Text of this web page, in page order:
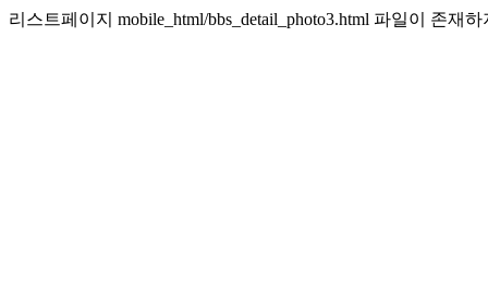
리스트페이지 mobile_html/bbs_detail_photo3.html 파일이 존재